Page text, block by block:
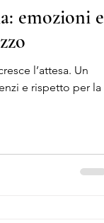
emozioni e
l’attesa. Un
e rispetto per la